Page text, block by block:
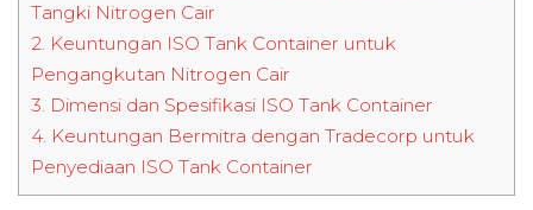
Tangki Nitrogen Cair
2. Keuntungan ISO Tank Container untuk
Pengangkutan Nitrogen Cair
3. Dimensi dan Spesifikasi ISO Tank Container
4. Keuntungan Bermitra dengan Tradecorp untuk
Penyediaan ISO Tank Container